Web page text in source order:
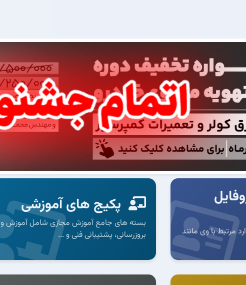
مرتبط با وی مانند
پکیج های آموزشی
بسته های جامع آموزش مجازی شامل آموزش و
بروزرسانی، پشتیبانی فنی و ...